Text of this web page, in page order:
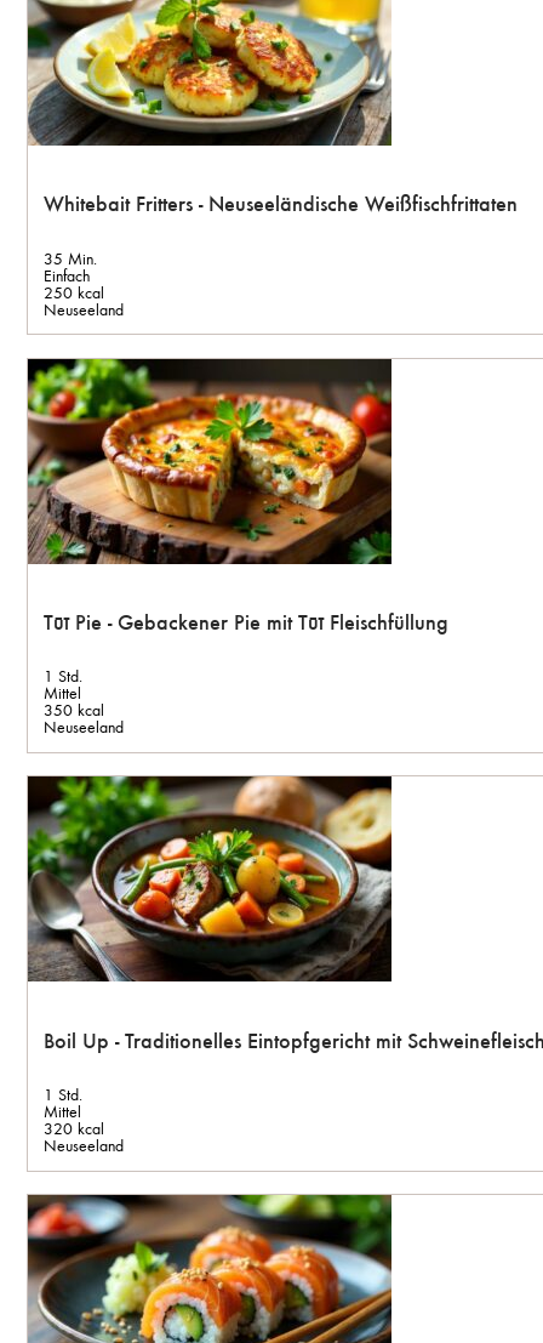
Whitebait Fritters - Neuseeländische Weißfischfrittaten
35 Min.
Einfach
250 kcal
Neuseeland
Tūī Pie - Gebackener Pie mit Tūī Fleischfüllung
1 Std.
Mittel
350 kcal
Neuseeland
Boil Up - Traditionelles Eintopfgericht mit
1 Std.
Mittel
320 kcal
Neuseeland